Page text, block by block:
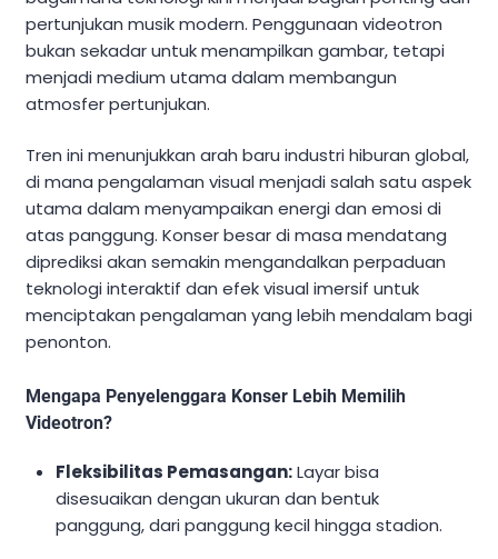
pertunjukan musik modern. Penggunaan videotron
bukan sekadar untuk menampilkan gambar, tetapi
menjadi medium utama dalam membangun
atmosfer pertunjukan.
Tren ini menunjukkan arah baru industri hiburan global,
di mana pengalaman visual menjadi salah satu aspek
utama dalam menyampaikan energi dan emosi di
atas panggung. Konser besar di masa mendatang
diprediksi akan semakin mengandalkan perpaduan
teknologi interaktif dan efek visual imersif untuk
menciptakan pengalaman yang lebih mendalam bagi
penonton.
Mengapa Penyelenggara Konser Lebih Memilih
Videotron?
Fleksibilitas Pemasangan:Layar bisa
disesuaikan dengan ukuran dan bentuk
panggung, dari panggung kecil hingga stadion.